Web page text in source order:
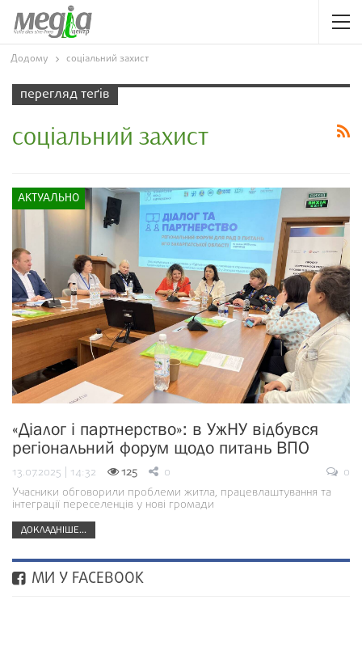
Додому соціальний захист
перегляд теґів
соціальний захист
АКТУАЛЬНО
«Діалог і партнерство»: в УжНУ відбувся
регіональний форум щодо питань ВПО
13.07.2025 | 14:32 125 0
0
Учасники обговорили проблеми житла, працевлаштування та
інтеграції переселенців у нові громади
ДОКЛАДНІШЕ...
МИ У FACEBOOK